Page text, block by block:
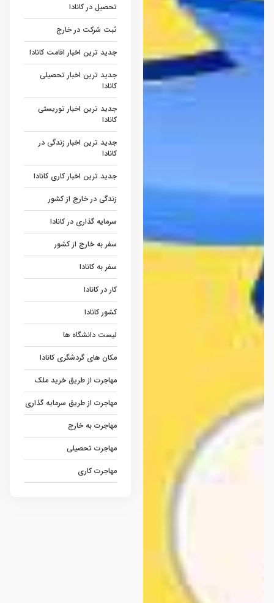
تحصیل در کانادا
ثبت شرکت در خارج
جدید ترین اخبار اقامت کانادا
جدید ترین اخبار تحصیلی
کانادا
جدید ترین اخبار توریستی
کانادا
جدید ترین اخبار زندگی در
کانادا
جدید ترین اخبار کاری کانادا
زندگی در خارج از کشور
سرمایه گذاری در کانادا
سفر به خارج از کشور
سفر به کانادا
کار در کانادا
کشور کانادا
لیست دانشگاه ها
مکان های گردشگری کانادا
مهاجرت از طریق خرید ملک
مهاجرت از طریق سرمایه گذاری
مهاجرت به خارج
مهاجرت تحصیلی
مهاجرت کاری